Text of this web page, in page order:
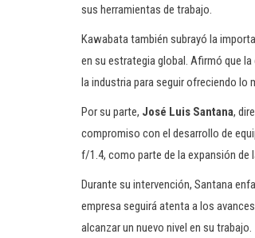
sus herramientas de trabajo.
Kawabata también subrayó la
en su estrategia global. Afirmó que
la industria para seguir ofreciendo lo
Por su parte, José Luis Santana,
compromiso con el desarrollo de
f/1.4, como parte de la expansión de
Durante su intervención, Santana
empresa seguirá atenta a los
alcanzar un nuevo nivel en su trabajo.